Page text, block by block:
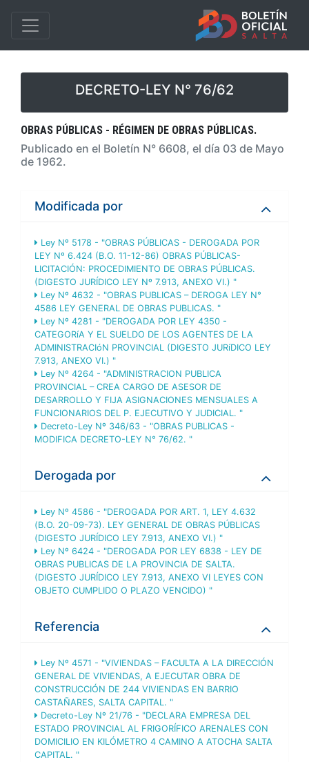
DECRETO-LEY N° 76/62
OBRAS PÚBLICAS - RÉGIMEN DE OBRAS PÚBLICAS.
Publicado en el Boletín N° 6608, el día 03 de Mayo
de 1962.
Modificada por
Ley Nº 5178 - "OBRAS PÚBLICAS - DEROGADA POR
LEY Nº 6.424 (B.O. 11-12-86) OBRAS PÚBLICAS-
LICITACIÓN: PROCEDIMIENTO DE OBRAS PÚBLICAS.
(DIGESTO JURÍDICO LEY Nº 7.913, ANEXO VI.) "
Ley Nº 4632 - "OBRAS PUBLICAS – DEROGA LEY N°
4586 LEY GENERAL DE OBRAS PUBLICAS. "
Ley Nº 4281 - "DEROGADA POR LEY 4350 -
CATEGORíA Y EL SUELDO DE LOS AGENTES DE LA
ADMINISTRACIóN PROVINCIAL (DIGESTO JURíDICO LEY
7.913, ANEXO VI.) "
Ley Nº 4264 - "ADMINISTRACION PUBLICA
PROVINCIAL – CREA CARGO DE ASESOR DE
DESARROLLO Y FIJA ASIGNACIONES MENSUALES A
FUNCIONARIOS DEL P. EJECUTIVO Y JUDICIAL. "
Decreto-Ley Nº 346/63 - "OBRAS PUBLICAS -
MODIFICA DECRETO-LEY N° 76/62. "
Derogada por
Ley Nº 4586 - "DEROGADA POR ART. 1, LEY 4.632
(B.O. 20-09-73). LEY GENERAL DE OBRAS PÚBLICAS
(DIGESTO JURÍDICO LEY 7.913, ANEXO VI.) "
Ley Nº 6424 - "DEROGADA POR LEY 6838 - LEY DE
OBRAS PUBLICAS DE LA PROVINCIA DE SALTA.
(DIGESTO JURÍDICO LEY 7.913, ANEXO VI LEYES CON
OBJETO CUMPLIDO O PLAZO VENCIDO) "
Referencia
Ley Nº 4571 - "VIVIENDAS – FACULTA A LA DIRECCIÓN
GENERAL DE VIVIENDAS, A EJECUTAR OBRA DE
CONSTRUCCIÓN DE 244 VIVIENDAS EN BARRIO
CASTAÑARES, SALTA CAPITAL. "
Decreto-Ley Nº 21/76 - "DECLARA EMPRESA DEL
ESTADO PROVINCIAL AL FRIGORÍFICO ARENALES CON
DOMICILIO EN KILÓMETRO 4 CAMINO A ATOCHA SALTA
CAPITAL. "